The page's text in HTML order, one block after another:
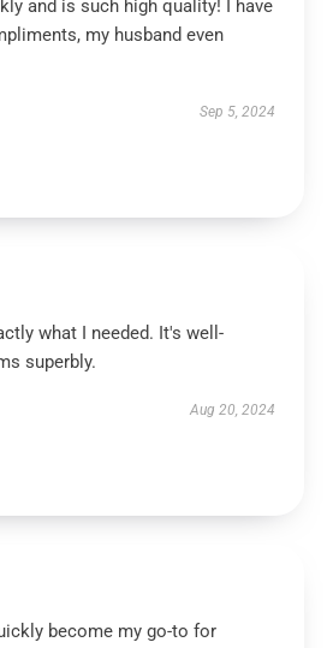
and is such high quality! I have
my husband even
Sep 5, 2024
what I needed. It's well-
superbly.
Aug 20, 2024
become my go-to for